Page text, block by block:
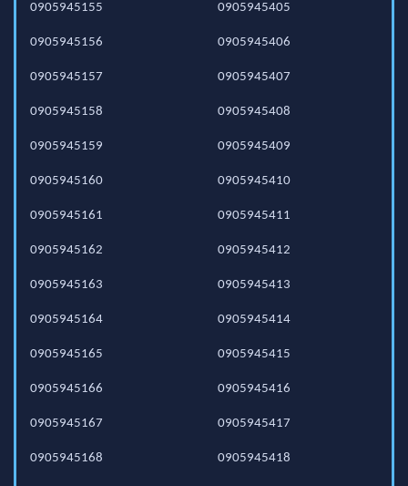
0905945155
0905945156
0905945157
0905945158
0905945159
0905945160
0905945161
0905945162
0905945163
0905945164
0905945165
0905945166
0905945167
0905945168
0905945405
0905945406
0905945407
0905945408
0905945409
0905945410
0905945411
0905945412
0905945413
0905945414
0905945415
0905945416
0905945417
0905945418